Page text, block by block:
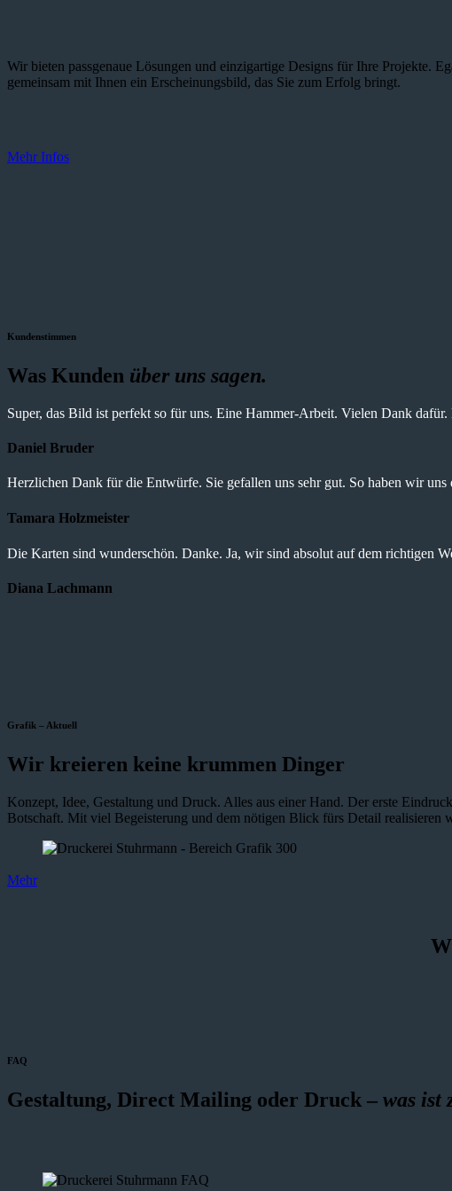
Wir bieten passgenaue Lösungen und einzig­artige Designs für Ihre Projekte.
gemeinsam mit Ihnen ein Erscheinungsbild, das Sie zum Erfolg bringt.
Mehr Infos
Kundenstimmen
Was Kunden über uns sagen.
Super, das Bild ist perfekt so für uns. Eine Hammer-Arbeit. Vielen Dank
Daniel Bruder
Herzlichen Dank für die Entwürfe. Sie gefallen uns sehr gut. So haben wir
Tamara Holzmeister
Die Karten sind wunderschön. Danke. Ja, wir sind absolut auf dem richtigen
Diana Lachmann
Grafik – Aktuell
Wir kreieren keine krummen Dinger
Konzept, Idee, Gestaltung und Druck. Alles aus einer Hand. Der erste
Botschaft. Mit viel Begeisterung und dem nötigen Blick fürs Detail realisieren
Mehr
FAQ
Gestaltung, Direct Mailing oder Druck – was ist